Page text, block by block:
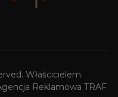
Właścicielem
Reklamowa TRAF